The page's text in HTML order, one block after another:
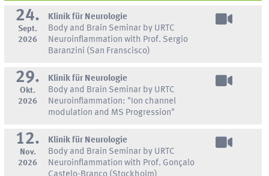
24.
Sept.
2026
Klinik für Neurologie
Body and Brain Seminar by URTC
Neuroinflammation with Prof. Sergio
Baranzini (San Franscisco)
29.
Okt.
2026
Klinik für Neurologie
Body and Brain Seminar by URTC
Neuroinflammation: "Ion channel
modulation and MS Progression"
12.
Nov.
2026
Klinik für Neurologie
Body and Brain Seminar by URTC
Neuroinflammation with Prof. Gonçalo